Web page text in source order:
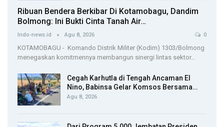
Ribuan Bendera Berkibar Di Kotamobagu, Dandim
Bolmong: Ini Bukti Cinta Tanah Air…
Indo-news.id Agu 8, 2026 0
KOTAMOBAGU - Komando Distrik Militer (Kodim) 1303/Bolmong
menegaskan komitmennya membangun sinergi lintas sektor…
Cegah Karhutla di Tengah Ancaman El
Nino, Babinsa Gelar Komsos Bersama…
Agu 8, 2026